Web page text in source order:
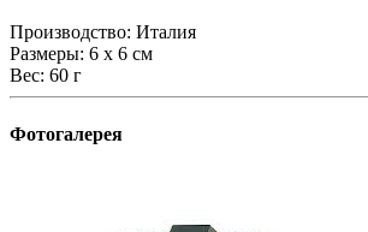
Производство: Италия
Размеры: 6 х 6 см
Вес: 60 г
Фотогалерея